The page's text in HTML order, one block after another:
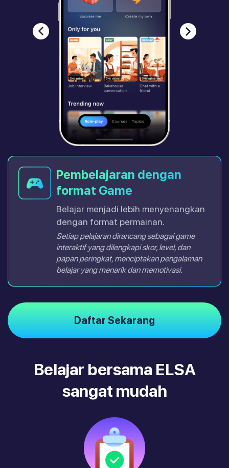
Pembelajaran dengan
format Game
Belajar menjadi lebih menyenangkan
dengan format permainan.
Setiap pelajaran dirancang sebagai game
interaktif yang dilengkapi skor, level, dan
papan peringkat, menciptakan pengalaman
belajar yang menarik dan memotivasi.
Daftar Sekarang
Belajar bersama ELSA
sangat mudah